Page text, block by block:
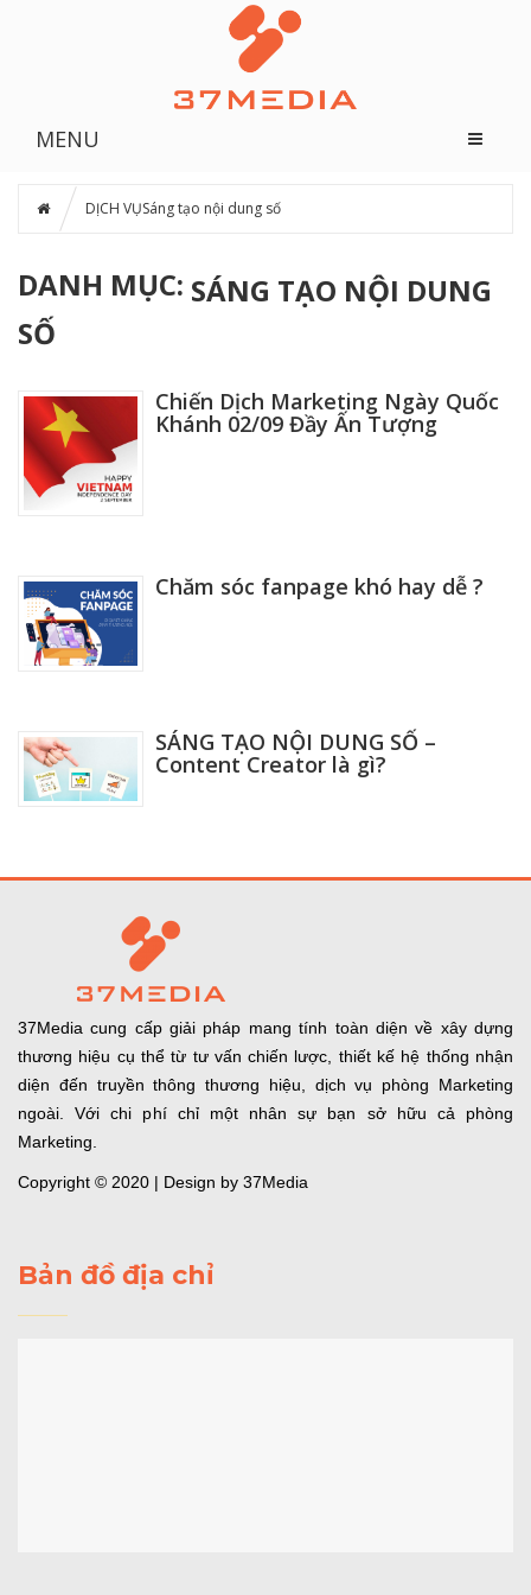
MENU
DỊCH VỤSáng tạo nội dung số
DANH MỤC: SÁNG TẠO NỘI DUNG
SỐ
Chiến Dịch Marketing Ngày Quốc
Khánh 02/09 Đầy Ấn Tượng
Chăm sóc fanpage khó hay dễ ?
SÁNG TẠO NỘI DUNG SỐ –
Content Creator là gì?
37Media cung cấp giải pháp mang tính toàn diện về xây dựng
thương hiệu cụ thể từ tư vấn chiến lược, thiết kế hệ thống nhận
diện đến truyền thông thương hiệu, dịch vụ phòng Marketing
ngoài. Với chi phí chỉ một nhân sự bạn sở hữu cả phòng
Marketing.
Copyright © 2020 | Design by 37Media
Bản đồ địa chỉ